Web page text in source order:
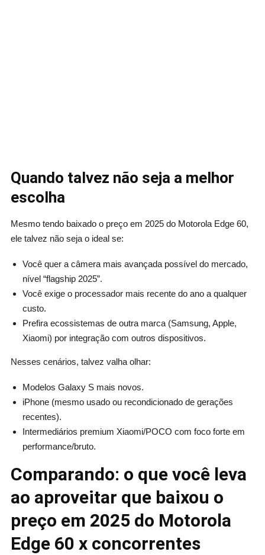
Quando talvez não seja a melhor
escolha
Mesmo tendo baixado o preço em 2025 do Motorola Edge 60,
ele talvez não seja o ideal se:
Você quer a câmera mais avançada possível do mercado,
nível “flagship 2025”.
Você exige o processador mais recente do ano a qualquer
custo.
Prefira ecossistemas de outra marca (Samsung, Apple,
Xiaomi) por integração com outros dispositivos.
Nesses cenários, talvez valha olhar:
Modelos Galaxy S mais novos.
iPhone (mesmo usado ou recondicionado de gerações
recentes).
Intermediários premium Xiaomi/POCO com foco forte em
performance/bruto.
Comparando: o que você leva
ao aproveitar que baixou o
preço em 2025 do Motorola
Edge 60 x concorrentes